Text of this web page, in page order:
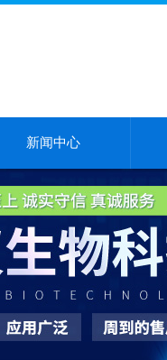
新闻中心